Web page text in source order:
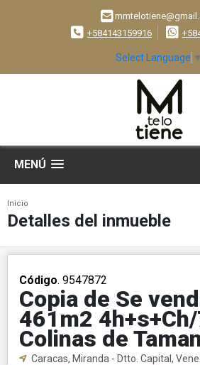
+584143159916
Select Language ▼
MENÚ
Inicio
Detalles del inmueble
Código. 9547872
Copia de Se
461m2
Colinas de
Caracas, Miranda - Dtto. Capital,